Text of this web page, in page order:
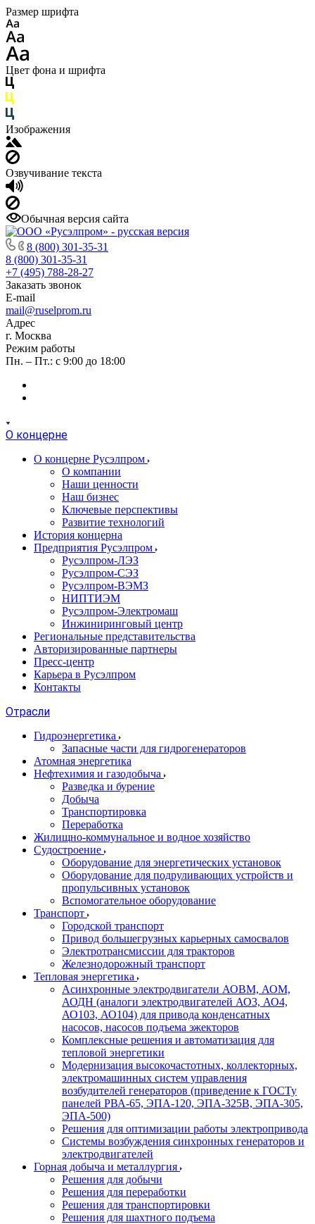
Размер шрифта
Цвет фона и шрифта
Изображения
Озвучивание текста
Обычная версия сайта
8 (800) 301-35-31
8 (800) 301-35-31
+7 (495) 788-28-27
Заказать звонок
E-mail
mail@ruselprom.ru
Адрес
г. Москва
Режим работы
Пн. – Пт.: с 9:00 до 18:00
О концерне
О концерне Русэлпром
О компании
Наши ценности
Наш бизнес
Ключевые перспективы
Развитие технологий
История концерна
Предприятия Русэлпром
Русэлпром-ЛЭЗ
Русэлпром-СЭЗ
Русэлпром-ВЭМЗ
НИПТИЭМ
Русэлпром-Электромаш
Инжиниринговый центр
Региональные представительства
Авторизированные партнеры
Пресс-центр
Карьера в Русэлпром
Контакты
Отрасли
Гидроэнергетика
Запасные части для гидрогенераторов
Атомная энергетика
Нефтехимия и газодобыча
Разведка и бурение
Добыча
Транспортировка
Переработка
Жилищно-коммунальное и водное хозяйство
Судостроение
Оборудование для энергетических установок
Оборудование для подруливающих устройств и
пропульсивных установок
Вспомогательное оборудование
Транспорт
Городской транспорт
Привод большегрузных карьерных самосвалов
Электротрансмиссии для тракторов
Железнодорожный транспорт
Тепловая энергетика
Асинхронные электродвигатели АОВМ, АОМ,
АОДН (аналоги электродвигателей АО3, АО4,
АО103, АО104) для привода конденсатных
насосов, насосов подъема эжекторов
Комплексные решения и автоматизация для
тепловой энергетики
Модернизация высокочастотных, коллекторных,
электромашинных систем управления
возбудителей генераторов (приведение к ГОСТу
панелей РВА-65, ЭПА-120, ЭПА-325В, ЭПА-305,
ЭПА-500)
Решения для оптимизации работы электропривода
Системы возбуждения синхронных генераторов и
электродвигателей
Горная добыча и металлургия
Решения для добычи
Решения для переработки
Решения для транспортировки
Решения для шахтного подъема